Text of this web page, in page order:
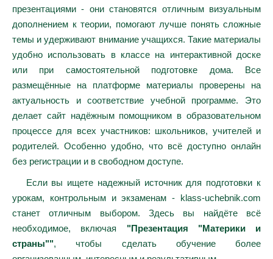
презентациями - они становятся отличным визуальным
дополнением к теории, помогают лучше понять сложные
темы и удерживают внимание учащихся. Такие материалы
удобно использовать в классе на интерактивной доске
или при самостоятельной подготовке дома. Все
размещённые на платформе материалы проверены на
актуальность и соответствие учебной программе. Это
делает сайт надёжным помощником в образовательном
процессе для всех участников: школьников, учителей и
родителей. Особенно удобно, что всё доступно онлайн
без регистрации и в свободном доступе.
Если вы ищете надежный источник для подготовки к
урокам, контрольным и экзаменам - klass-uchebnik.com
станет отличным выбором. Здесь вы найдёте всё
необходимое, включая "Презентация "Материки и
страны"", чтобы сделать обучение более